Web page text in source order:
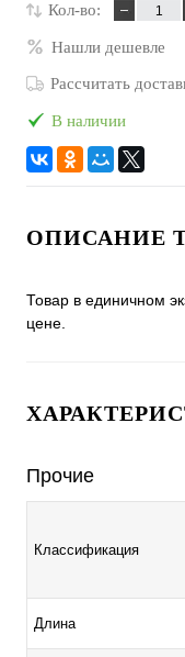
Кол-во:
Нашли дешевле
Рассчитать
В наличии
ОПИСАНИЕ
Товар в единичном
цене.
Прочие
Классификация
Длина